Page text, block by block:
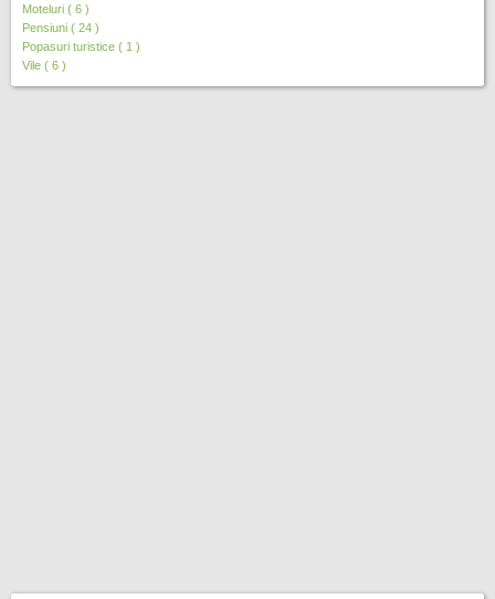
Moteluri ( 6 )
Pensiuni ( 24 )
Popasuri turistice ( 1 )
Vile ( 6 )